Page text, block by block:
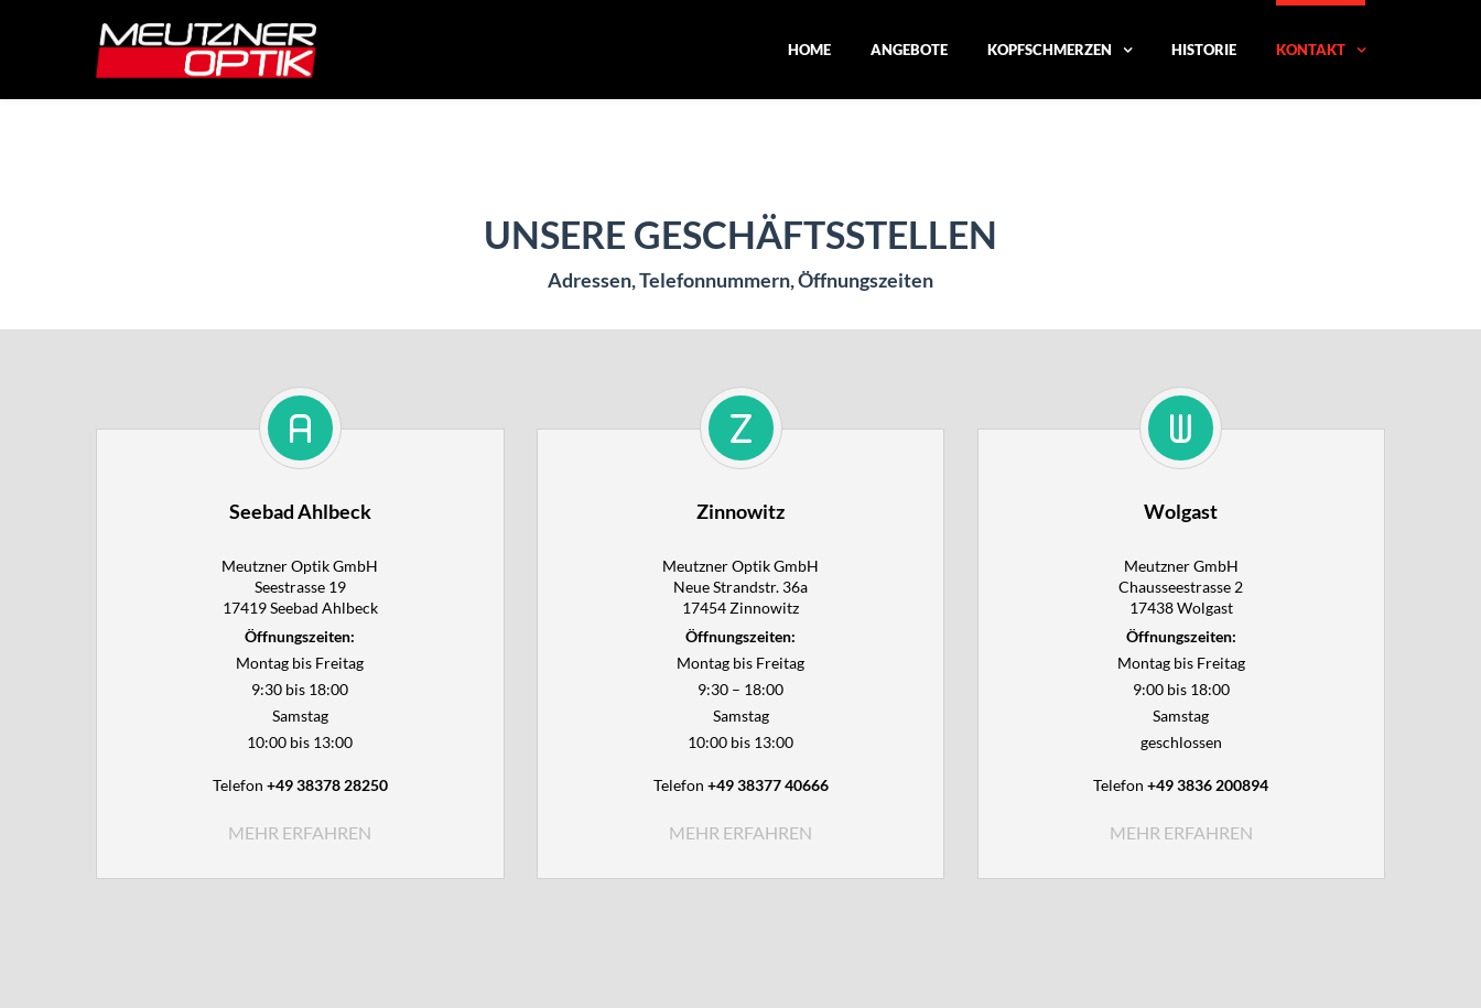
HOME ANGEBOTE KOPFSCHMERZEN HISTORIE KONTAKT
UNSERE GESCHÄFTSSTELLEN
Adressen, Telefonnummern, Öffnungszeiten
Seebad Ahlbeck
Meutzner Optik GmbH
Seestrasse 19
17419 Seebad Ahlbeck
Öffnungszeiten:
Montag bis Freitag
9:30 bis 18:00
Samstag
10:00 bis 13:00
Telefon +49 38378 28250
MEHR ERFAHREN
Zinnowitz
Meutzner Optik GmbH
Neue Strandstr. 36a
17454 Zinnowitz
Öffnungszeiten:
Montag bis Freitag
9:30 – 18:00
Samstag
10:00 bis 13:00
Telefon +49 38377 40666
MEHR ERFAHREN
Wolgast
Meutzner GmbH
Chausseestrasse 2
17438 Wolgast
Öffnungszeiten:
Montag bis Freitag
9:00 bis 18:00
Samstag
geschlossen
Telefon+49 3836 200894
MEHR ERFAHREN